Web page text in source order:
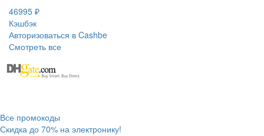
46995 ₽
Кэшбэк
Авторизоваться в Cashbe
Смотреть все
Все промокоды
Скидка до 70% на электронику!